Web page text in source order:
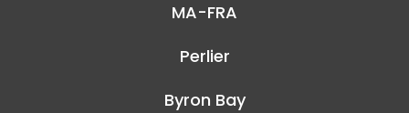
MA-FRA
Perlier
Byron Bay